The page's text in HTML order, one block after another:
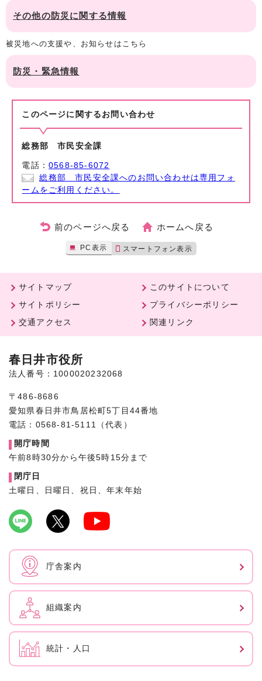
その他の防災に関する情報
被災地への支援や、お知らせはこちら
防災・緊急情報
このページに関する お問い合わせ
総務部 市民安全課
電話：0568-85-6072
総務部 市民安全課へのお問い合わせは専用フォ
ームをご利用ください。
前のページへ戻る ホームへ戻る
PC表示 スマートフォン表示
サイトマップ
このサイトについて
サイトポリシー
プライバシーポリシー
交通アクセス
関連リンク
春日井市役所
法人番号：1000020232068
〒486-8686
愛知県春日井市鳥居松町5丁目44番地
電話：0568-81-5111（代表）
開庁時間
午前8時30分から午後5時15分まで
閉庁日
土曜日、日曜日、祝日、年末年始
庁舎案内
組織案内
統計・人口